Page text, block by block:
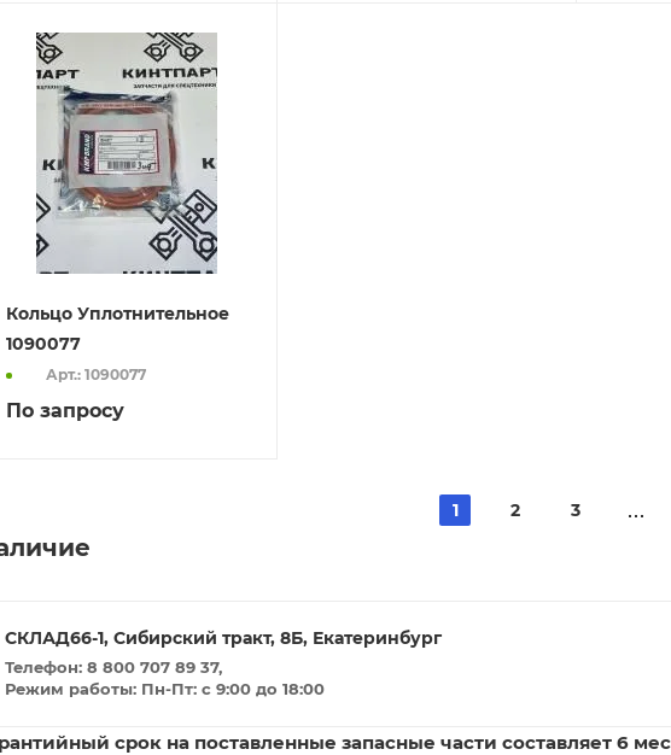
Кольцо Уплотнительное
1090077
Арт.: 1090077
По запросу
1 2 3
СКЛАД66-1, Сибирский тракт, 8Б, Екатеринбург
Телефон: 8 800 707 89 37,
Режим работы: Пн-Пт: с 9:00 до 18:00
срок на поставленные запасные части составляет 6